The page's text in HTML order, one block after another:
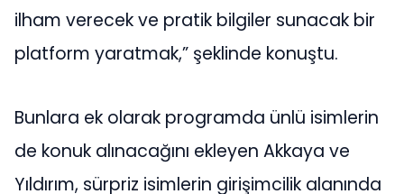
ilham verecek ve pratik bilgiler sunacak bir
platform yaratmak,” şeklinde konuştu.
Bunlara ek olarak programda ünlü isimlerin
de konuk alınacağını ekleyen Akkaya ve
Yıldırım, sürpriz isimlerin girişimcilik alanında